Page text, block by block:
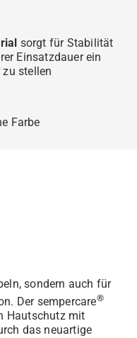
sorgt für Stabilität
Einsatzdauer ein
zu stellen
Farbe
sondern auch für
Der sempercare®
Hautschutz mit
das neuartige